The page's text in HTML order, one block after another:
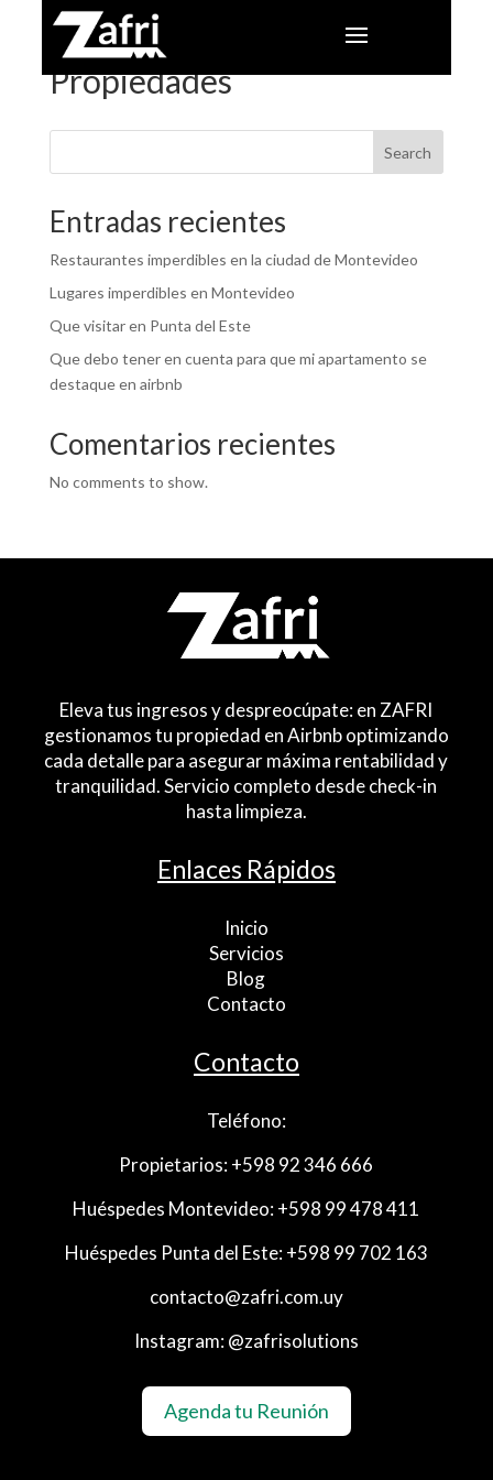
Propiedades
Search
Entradas recientes
Restaurantes imperdibles en la ciudad de Montevideo
Lugares imperdibles en Montevideo
Que visitar en Punta del Este
Que debo tener en cuenta para que mi apartamento se
destaque en airbnb
Comentarios recientes
No comments to show.
Eleva tus ingresos y despreocúpate: en ZAFRI
gestionamos tu propiedad en Airbnb optimizando
cada detalle para asegurar máxima rentabilidad y
tranquilidad. Servicio completo desde check-in
hasta limpieza.
Enlaces Rápidos
Inicio
Servicios
Blog
Contacto
Contacto
Teléfono:
Propietarios: +598 92 346 666
Huéspedes Montevideo: +598 99 478 411
Huéspedes Punta del Este: +598 99 702 163
contacto@zafri.com.uy
Instagram: @zafrisolutions
Agenda tu Reunión